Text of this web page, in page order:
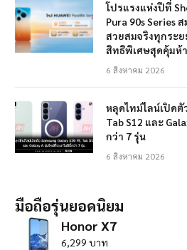
โปรแรงแห่งปีที่
Pura 90s Series
สวยสมจริงทุกระ
สิทธิพิเศษสุดคุ้มห้
6 สิงหาคม 2026
หลุดไทม์ไลน์เปิดตัว
Tab S12 และ
กว่า 7 รุ่น
6 สิงหาคม 2026
มือถือรุ่นยอดนิยม
Honor X7
6,299 บาท